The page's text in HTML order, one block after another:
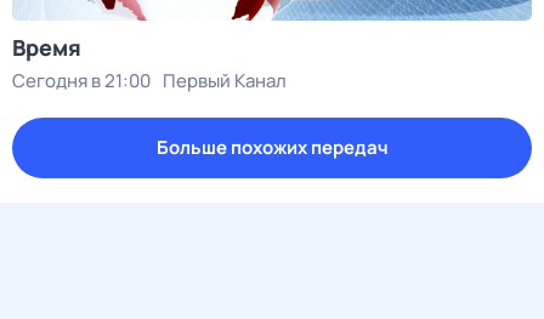
Время
Сегодня в 21:00 Первый Канал
Больше похожих передач